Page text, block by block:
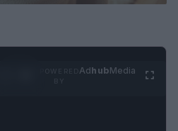
AdhubMedia